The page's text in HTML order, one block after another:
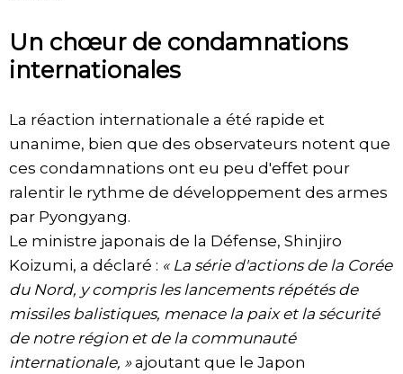
Un chœur de condamnations
internationales
La réaction internationale a été rapide et
unanime, bien que des observateurs notent que
ces condamnations ont eu peu d'effet pour
ralentir le rythme de développement des armes
par Pyongyang.
Le ministre japonais de la Défense, Shinjiro
Koizumi, a déclaré : « La série d'actions de la Corée
du Nord, y compris les lancements répétés de
missiles balistiques, menace la paix et la sécurité
de notre région et de la communauté
internationale, »ajoutant que le Japon